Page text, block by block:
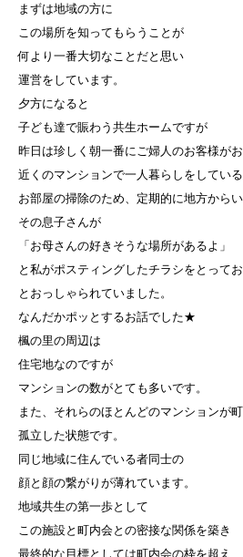
まずは地域の方に
この場所を知ってもらうことが
何より一番大切なことだと思い
運営をしています。
夕方になると
子ども達で賑わう共生ホームですが
昨日は珍しく朝一番にご婦人のお客様がお
近くのマンションで一人暮らしをしてい
お部屋の掃除のため、定期的に地方から
その息子さんが
「お母さんの好きそうな場所があるよ」
と私がポスティングしたチラシをとって
とおっしゃられていました。
なんだかポッとするお話でした★
楓の里の周辺は
住宅地なのですが
マンションの数がとても多いです。
また、それらのほとんどのマンションが
孤立した状態です。
同じ地域に住んでいる者同士の
顔と顔の繋がりが薄れています。
地域共生の第一歩として
この施設と町内会との密接な関係を築き
最終的な目標としては町内会の枠を超え